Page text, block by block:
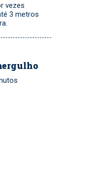
vezes
3 metros